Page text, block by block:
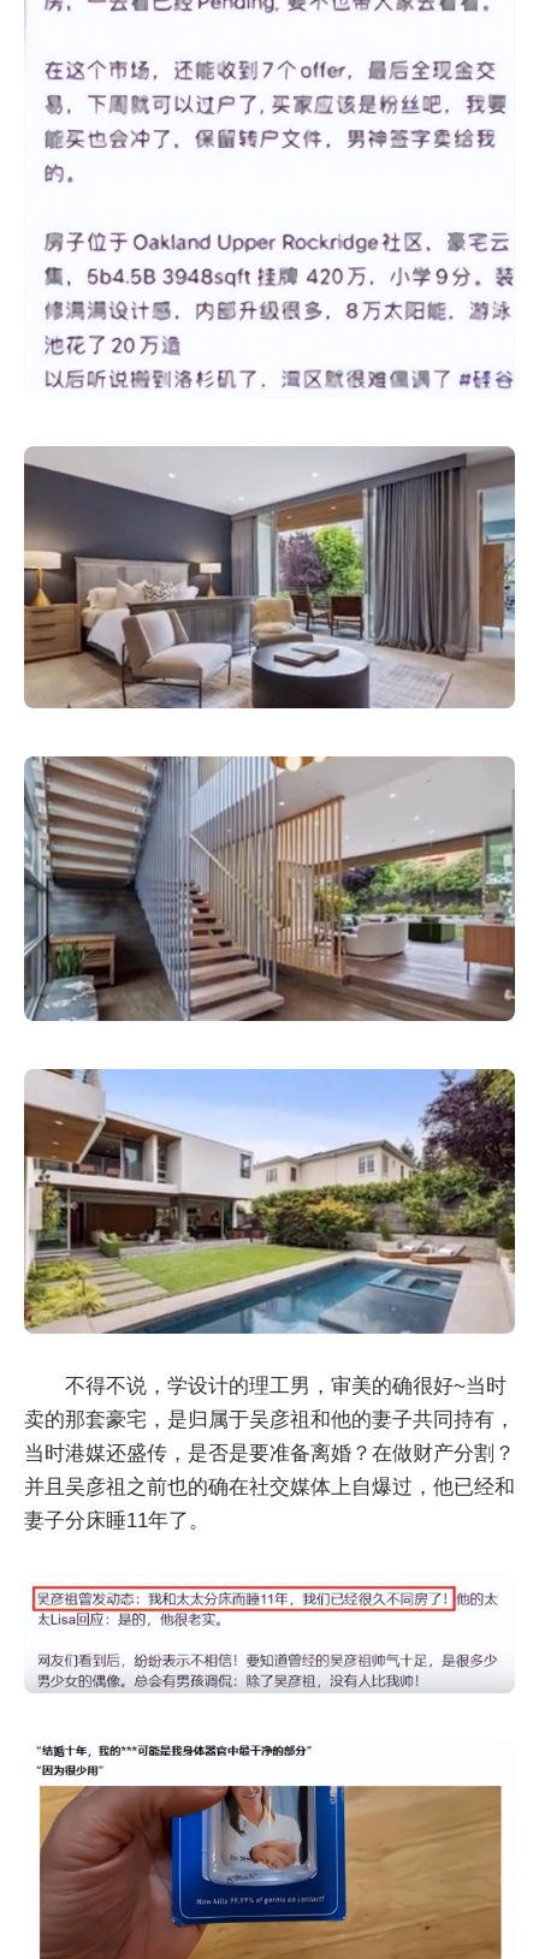
不得不说，学设计的理工男，审美的确很好~当时
卖的那套豪宅，是归属于吴彦祖和他的妻子共同持有，
当时港媒还盛传，是否是要准备离婚？在做财产分割？
并且吴彦祖之前也的确在社交媒体上自爆过，他已经和
妻子分床睡11年了。